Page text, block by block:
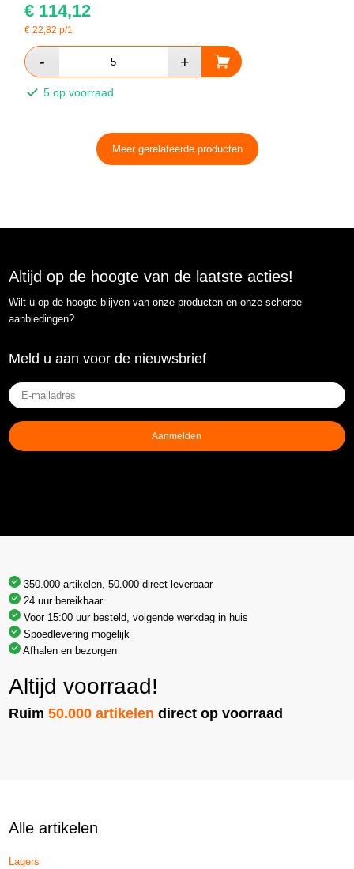
€ 114,12
€22,82 p/1
5 op voorraad
Meer gerelateerde producten
Altijd op de hoogte van de laatste acties!
Wilt u op de hoogte blijven van onze producten en onze scherpe
aanbiedingen?
Meld u aan voor de nieuwsbrief
E-
mailadres(Vereist)
Aanmelden
350.000 artikelen, 50.000 direct leverbaar
24 uur bereikbaar
Voor 15:00 uur besteld, volgende werkdag in huis
Spoedlevering mogelijk
Afhalen en bezorgen
Altijd voorraad!
Ruim50.000 artikelen direct op voorraad
Alle artikelen
Lagers